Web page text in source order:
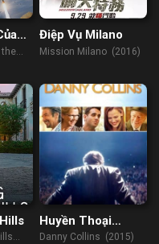
the
Điệp Vụ Milano
Mission Milano (2016)
Huyền Thoại
Danny Collins
Danny Collins (2015)